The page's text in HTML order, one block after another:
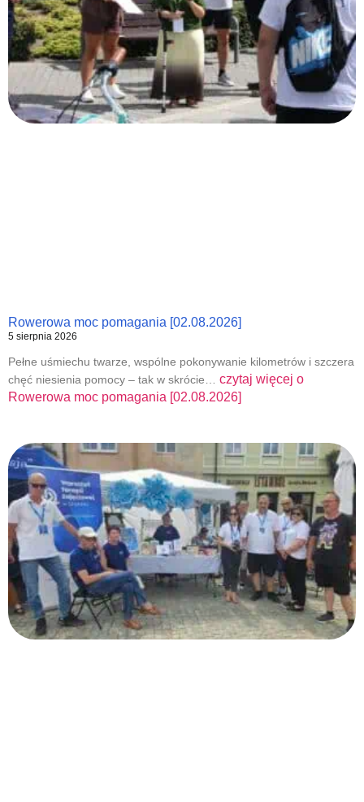
Rowerowa moc pomagania [02.08.2026]
5 sierpnia 2026
Pełne uśmiechu twarze, wspólne pokonywanie kilometrów i szczera
chęć niesienia pomocy – tak w skrócie… czytaj więcej o
Rowerowa moc pomagania [02.08.2026]